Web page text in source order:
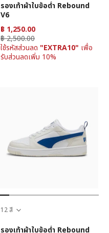
รองเท้าผ้าใบข้อต่ำ Rebound
V6
฿ 1,250.00
฿ 2,500.00
ใช้รหัสส่วนลด "EXTRA10" เพื่อ
รับส่วนลดเพิ่ม 10%
12 สี
รองเท้าผ้าใบข้อต่ำ Rebound